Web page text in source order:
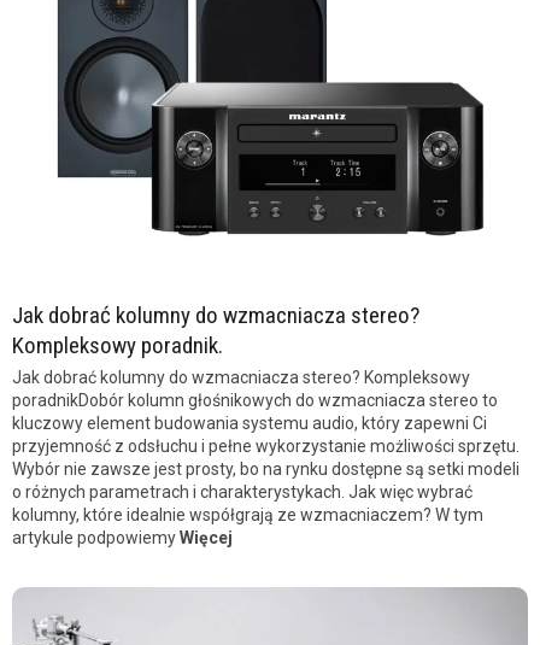
Jak dobrać kolumny do wzmacniacza stereo?
Kompleksowy poradnik.
Jak dobrać kolumny do wzmacniacza stereo? Kompleksowy
poradnikDobór kolumn głośnikowych do wzmacniacza stereo to
kluczowy element budowania systemu audio, który zapewni Ci
przyjemność z odsłuchu i pełne wykorzystanie możliwości sprzętu.
Wybór nie zawsze jest prosty, bo na rynku dostępne są setki modeli
o różnych parametrach i charakterystykach. Jak więc wybrać
kolumny, które idealnie współgrają ze wzmacniaczem? W tym
artykule podpowiemyWięcej